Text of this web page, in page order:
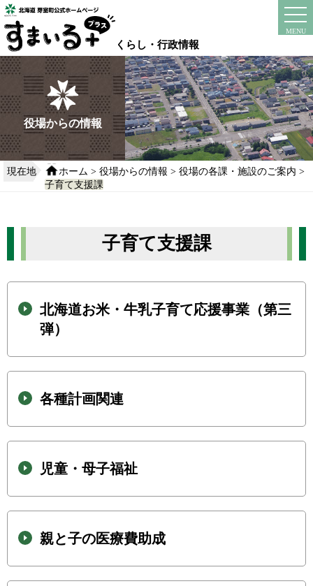
本
文
へ
移
動
る
くらし・行政情報
MENU
instagram
役場からの情報
現在地 ホーム > 役場からの情報 > 役場の各課・施設のご案内 >
子育て支援課
子育て支援課
北海道お米・牛乳子育て応援事業（第三
弾）
各種計画関連
児童・母子福祉
親と子の医療費助成